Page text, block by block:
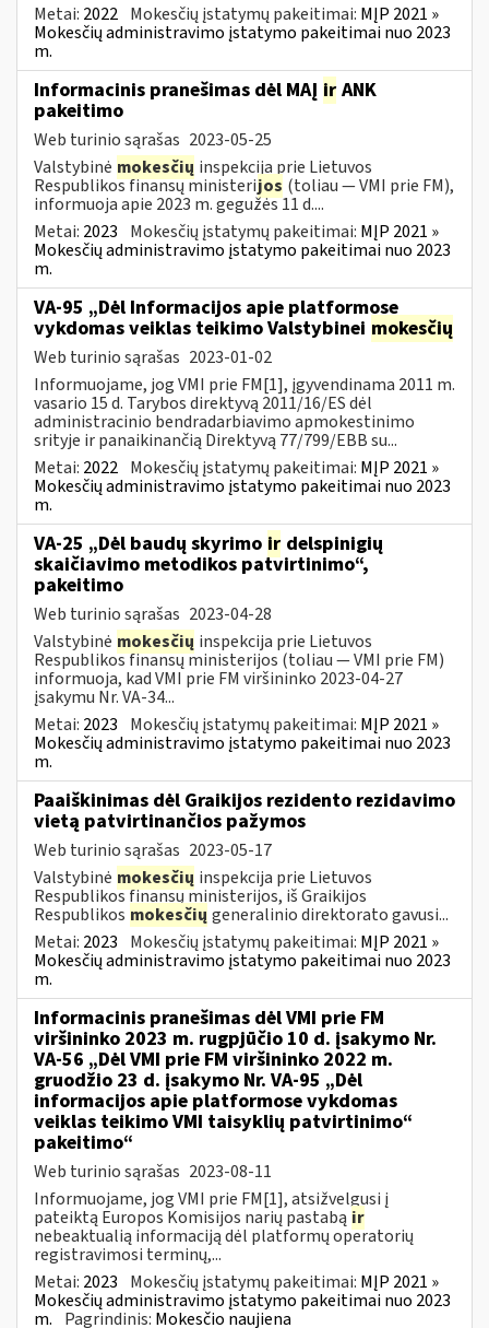
Metai: 2022 Mokesčių įstatymų pakeitimai: MĮP 2021 »
Mokesčių administravimo įstatymo pakeitimai nuo 2023
m.
Informacinis pranešimas dėl MAĮ ir ANK
pakeitimo
Web turinio sąrašas 2023-05-25
Valstybinė mokesčių inspekcija prie Lietuvos
Respublikos finansų ministerijos (toliau — VMI prie FM),
informuoja apie 2023 m. gegužės 11 d....
Metai: 2023 Mokesčių įstatymų pakeitimai: MĮP 2021 »
Mokesčių administravimo įstatymo pakeitimai nuo 2023
m.
VA-95 „Dėl Informacijos apie platformose
vykdomas veiklas teikimo Valstybinei mokesčių
Web turinio sąrašas 2023-01-02
Informuojame, jog VMI prie FM[1], įgyvendinama 2011 m.
vasario 15 d. Tarybos direktyvą 2011/16/ES dėl
administracinio bendradarbiavimo apmokestinimo
srityje ir panaikinančią Direktyvą 77/799/EBB su...
Metai: 2022 Mokesčių įstatymų pakeitimai: MĮP 2021 »
Mokesčių administravimo įstatymo pakeitimai nuo 2023
m.
VA-25 „Dėl baudų skyrimo ir delspinigių
skaičiavimo metodikos patvirtinimo“,
pakeitimo
Web turinio sąrašas 2023-04-28
Valstybinė mokesčių inspekcija prie Lietuvos
Respublikos finansų ministerijos (toliau ― VMI prie FM)
informuoja, kad VMI prie FM viršininko 2023-04-27
įsakymu Nr. VA-34...
Metai: 2023 Mokesčių įstatymų pakeitimai: MĮP 2021 »
Mokesčių administravimo įstatymo pakeitimai nuo 2023
m.
Paaiškinimas dėl Graikijos rezidento rezidavimo
vietą patvirtinančios pažymos
Web turinio sąrašas 2023-05-17
Valstybinė mokesčių inspekcija prie Lietuvos
Respublikos finansų ministerijos, iš Graikijos
Respublikos mokesčių generalinio direktorato gavusi...
Metai: 2023 Mokesčių įstatymų pakeitimai: MĮP 2021 »
Mokesčių administravimo įstatymo pakeitimai nuo 2023
m.
Informacinis pranešimas dėl VMI prie FM
viršininko 2023 m. rugpjūčio 10 d. įsakymo Nr.
VA-56 „Dėl VMI prie FM viršininko 2022 m.
gruodžio 23 d. įsakymo Nr. VA-95 „Dėl
informacijos apie platformose vykdomas
veiklas teikimo VMI taisyklių patvirtinimo“
pakeitimo“
Web turinio sąrašas 2023-08-11
Informuojame, jog VMI prie FM[1], atsižvelgusi į
pateiktą Europos Komisijos narių pastabą ir
nebeaktualią informaciją dėl platformų operatorių
registravimosi terminų,...
Metai: 2023 Mokesčių įstatymų pakeitimai: MĮP 2021 »
Mokesčių administravimo įstatymo pakeitimai nuo 2023
m. Pagrindinis: Mokesčio naujiena